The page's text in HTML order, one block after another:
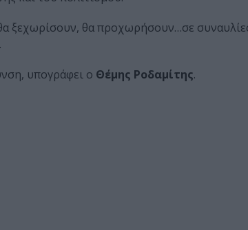
ξεχωρίσουν, θα προχωρήσουν…σε
υπογράφει ο Θέμης Ροδαμίτης.